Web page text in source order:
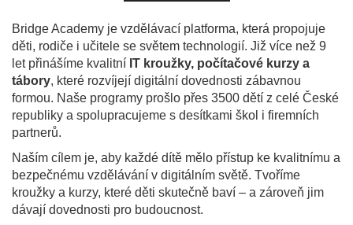
Bridge Academy je vzdělávací platforma, která propojuje
děti, rodiče i učitele se světem technologií. Již více než 9
let přinášíme kvalitní IT kroužky, počítačové kurzy a
tábory, které rozvíjejí digitální dovednosti zábavnou
formou. Naše programy prošlo přes 3500 dětí z celé České
republiky a spolupracujeme s desítkami škol i firemních
partnerů.
Naším cílem je, aby každé dítě mělo přístup ke kvalitnímu a
bezpečnému vzdělávání v digitálním světě. Tvoříme
kroužky a kurzy, které děti skutečně baví – a zároveň jim
dávají dovednosti pro budoucnost.